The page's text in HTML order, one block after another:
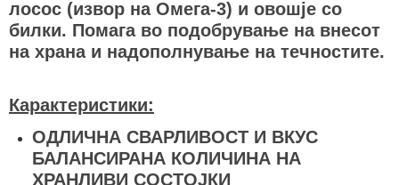
лосос (извор на Омега-3) и овошје со
билки. Помага во подобрување на внесот
на храна и надополнување на течностите.
Карактеристики:
ОДЛИЧНА СВАРЛИВОСТ И ВКУС
БАЛАНСИРАНА КОЛИЧИНА НА
ХРАНЛИВИ СОСТОЈКИ